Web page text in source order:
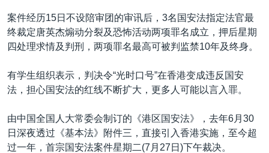
GEN Z 看美国
案件经历15日不设陪审团的审讯后，3名国安法指定法官最
终裁定唐英杰煽动分裂及恐怖活动两项罪名成立，押后星期
四处理求情及判刑，两项罪名最高可被判监禁10年及终身。
有学生组织表示，判决令“光时口号”在香港变成违反国安
法，担心国安法的红线不断扩大，更多人可能以言入罪。
由中国全国人大常委会制订的《港区国安法》，去年6月30
日深夜透过《基本法》附件三，直接引入香港实施，至今超
过一年，首宗国安法案件星期二(7月27日)下午裁决。